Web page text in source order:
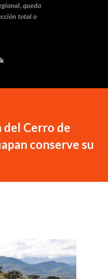
queda
total o
del Cerro de
conserve su